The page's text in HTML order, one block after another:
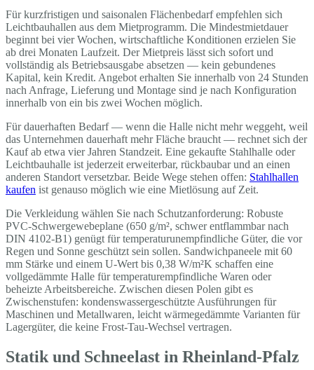
Für kurzfristigen und saisonalen Flächenbedarf empfehlen sich
Leichtbauhallen aus dem Mietprogramm. Die Mindestmietdauer
beginnt bei vier Wochen, wirtschaftliche Konditionen erzielen Sie
ab drei Monaten Laufzeit. Der Mietpreis lässt sich sofort und
vollständig als Betriebsausgabe absetzen — kein gebundenes
Kapital, kein Kredit. Angebot erhalten Sie innerhalb von 24 Stunden
nach Anfrage, Lieferung und Montage sind je nach Konfiguration
innerhalb von ein bis zwei Wochen möglich.
Für dauerhaften Bedarf — wenn die Halle nicht mehr weggeht, weil
das Unternehmen dauerhaft mehr Fläche braucht — rechnet sich der
Kauf ab etwa vier Jahren Standzeit. Eine gekaufte Stahlhalle oder
Leichtbauhalle ist jederzeit erweiterbar, rückbaubar und an einen
anderen Standort versetzbar. Beide Wege stehen offen: Stahlhallen
kaufen ist genauso möglich wie eine Mietlösung auf Zeit.
Die Verkleidung wählen Sie nach Schutzanforderung: Robuste
PVC-Schwergewebeplane (650 g/m², schwer entflammbar nach
DIN 4102-B1) genügt für temperaturunempfindliche Güter, die vor
Regen und Sonne geschützt sein sollen. Sandwichpaneele mit 60
mm Stärke und einem U-Wert bis 0,38 W/m²K schaffen eine
vollgedämmte Halle für temperaturempfindliche Waren oder
beheizte Arbeitsbereiche. Zwischen diesen Polen gibt es
Zwischenstufen: kondenswassergeschützte Ausführungen für
Maschinen und Metallwaren, leicht wärmegedämmte Varianten für
Lagergüter, die keine Frost-Tau-Wechsel vertragen.
Statik und Schneelast in Rheinland-Pfalz